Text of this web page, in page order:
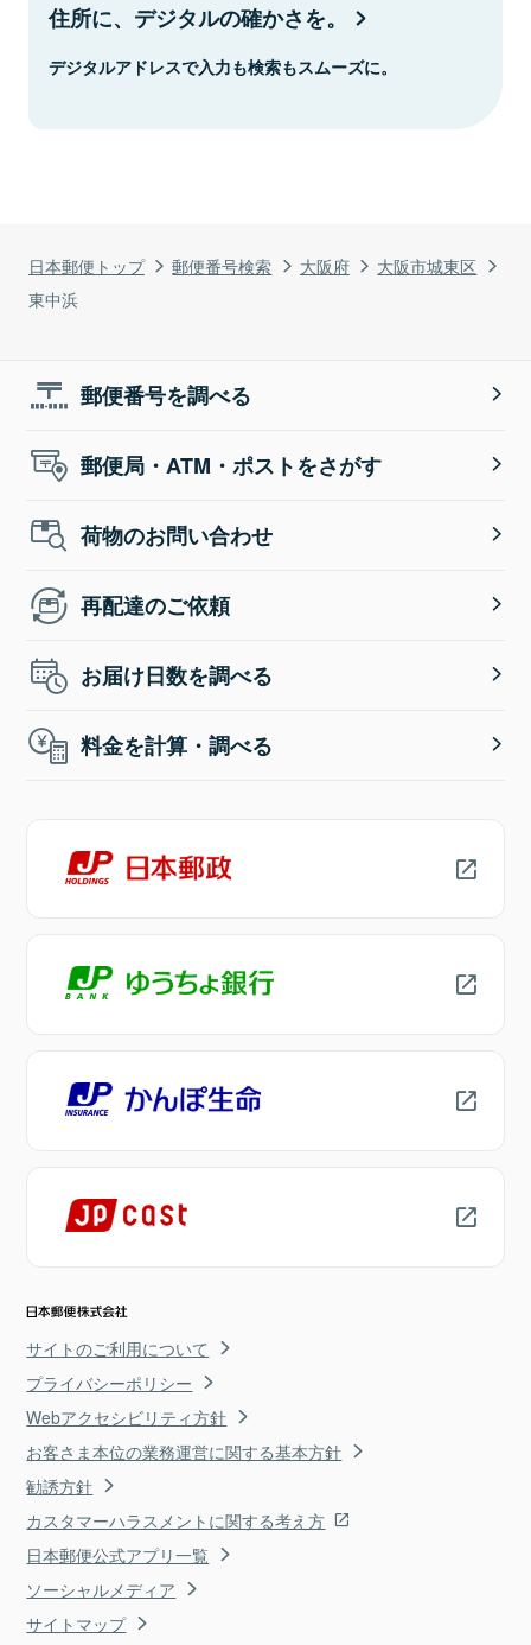
日本郵便トップ 郵便番号検索 大阪府
大阪市城東区
東中浜
住所に、デジタルの確かさを。
デジタルアドレスで入力も検索もスムーズに。
郵便番号を調べる
郵便局・ATM・ポストをさがす
荷物のお問い合わせ
再配達のご依頼
お届け日数を調べる
料金を計算・調べる
サイトのご利用について
プライバシーポリシー
Webアクセシビリティ方針
お客さま本位の業務運営に関する基本方針
勧誘方針
カスタマーハラスメントに関する考え方
日本郵便公式アプリ一覧
ソーシャルメディア
サイトマップ